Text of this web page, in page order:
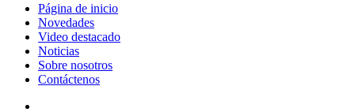
Página de inicio
Novedades
Video destacado
Noticias
Sobre nosotros
Contáctenos